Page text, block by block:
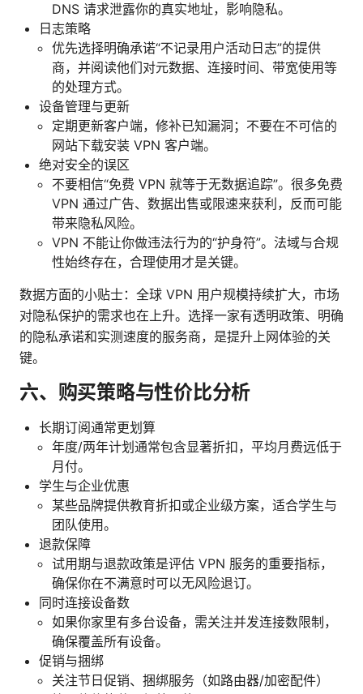
DNS 请求泄露你的真实地址，影响隐私。
日志策略
优先选择明确承诺“不记录用户活动日志”的提供
商，并阅读他们对元数据、连接时间、带宽使用等
的处理方式。
设备管理与更新
定期更新客户端，修补已知漏洞；不要在不可信的
网站下载安装 VPN 客户端。
绝对安全的误区
不要相信“免费 VPN 就等于无数据追踪”。很多免费
VPN 通过广告、数据出售或限速来获利，反而可能
带来隐私风险。
VPN 不能让你做违法行为的“护身符”。法域与合规
性始终存在，合理使用才是关键。
数据方面的小贴士：全球 VPN 用户规模持续扩大，市场
对隐私保护的需求也在上升。选择一家有透明政策、明确
的隐私承诺和实测速度的服务商，是提升上网体验的关
键。
六、购买策略与性价比分析
长期订阅通常更划算
年度/两年计划通常包含显著折扣，平均月费远低于
月付。
学生与企业优惠
某些品牌提供教育折扣或企业级方案，适合学生与
团队使用。
退款保障
试用期与退款政策是评估 VPN 服务的重要指标，
确保你在不满意时可以无风险退订。
同时连接设备数
如果你家里有多台设备，需关注并发连接数限制，
确保覆盖所有设备。
促销与捆绑
关注节日促销、捆绑服务（如路由器/加密配件）